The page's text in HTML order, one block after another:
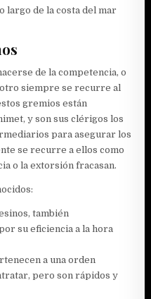
largo de la costa del mar
de la competencia, o
siempre se recurre al
gremios están
y son sus clérigos los
para asegurar los
se recurre a ellos como
o la extorsión fracasan.
también
su eficiencia a la hora
a una orden
pero son rápidos y